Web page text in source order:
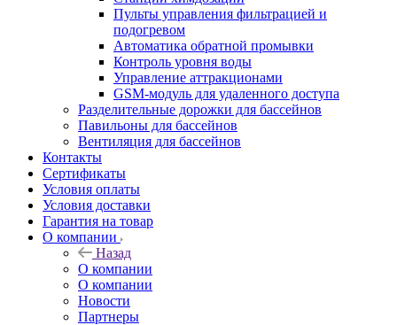
Пульты управления фильтрацией и
подогревом
Автоматика обратной промывки
Контроль уровня воды
Управление аттракционами
GSM-модуль для удаленного доступа
Разделительные дорожки для бассейнов
Павильоны для бассейнов
Вентиляция для бассейнов
Контакты
Сертификаты
Условия оплаты
Условия доставки
Гарантия на товар
О компании
Назад
О компании
О компании
Новости
Партнеры